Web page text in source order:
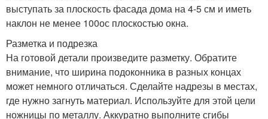
выступать за плоскость фасада дома на 4-5 см и иметь
наклон не менее 100ос плоскостью окна.
Разметка и подрезка
На готовой детали произведите разметку. Обратите
внимание, что ширина подоконника в разных концах
может немного отличаться. Сделайте надрезы в местах,
где нужно загнуть материал. Используйте для этой цели
ножницы по металлу. Аккуратно выполните сгибы